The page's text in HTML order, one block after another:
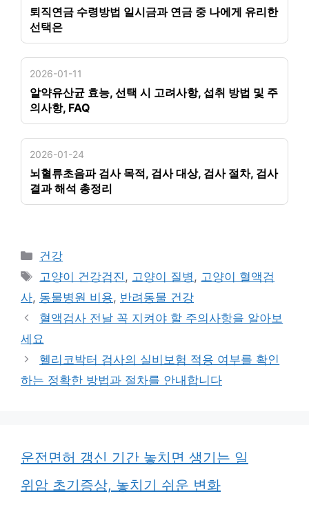
퇴직연금 수령방법 일시금과 연금 중 나에게 유리한
선택은
2026-01-11
알약유산균 효능, 선택 시 고려사항, 섭취 방법 및 주
의사항, FAQ
2026-01-24
뇌혈류초음파 검사 목적, 검사 대상, 검사 절차, 검사
결과 해석 총정리
카
테
리
건강
태
그
고양이 건강검진, 고양이 질병, 고양이 혈액검
사, 동물병원 비용, 반려동물 건강
혈액검사 전날 꼭 지켜야 할 주의사항을 알아보
세요
헬리코박터 검사의 실비보험 적용 여부를 확인
하는 정확한 방법과 절차를 안내합니다
운전면허 갱신 기간 놓치면 생기는 일
위암 초기증상, 놓치기 쉬운 변화